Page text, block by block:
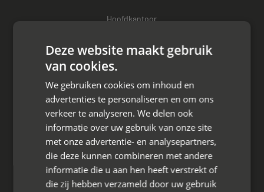
Hoofdkantoor
4661 KZ Halsteren,
085 - 773 02 12
aanvraag@mayet.nl
Wat we doen
Deze website maakt gebruik
van cookies.
We gebruiken cookies om inhoud en
advertenties te personaliseren en om ons
verkeer te analyseren. We delen ook
informatie over uw gebruik van onze site
met onze advertentie- en analysepartners,
die deze kunnen combineren met andere
informatie die u aan hen heeft verstrekt of
die zij hebben verzameld door uw gebruik